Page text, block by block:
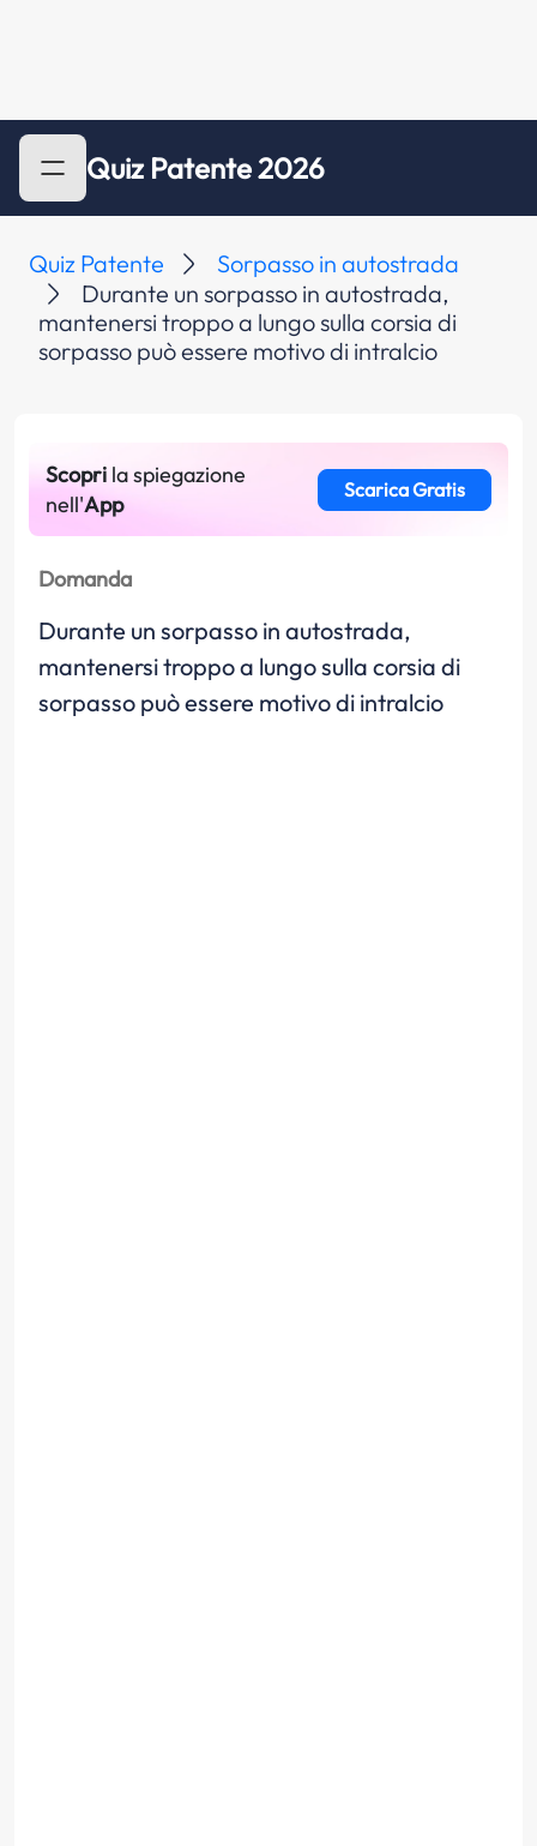
Quiz Patente 2026
Quiz Patente
Sorpasso in autostrada
Durante un sorpasso in autostrada,
mantenersi troppo a lungo sulla corsia di
sorpasso può essere motivo di intralcio
Scopri la spiegazione
nell'App
Scarica Gratis
Domanda
Durante un sorpasso in autostrada,
mantenersi troppo a lungo sulla corsia di
sorpasso può essere motivo di intralcio